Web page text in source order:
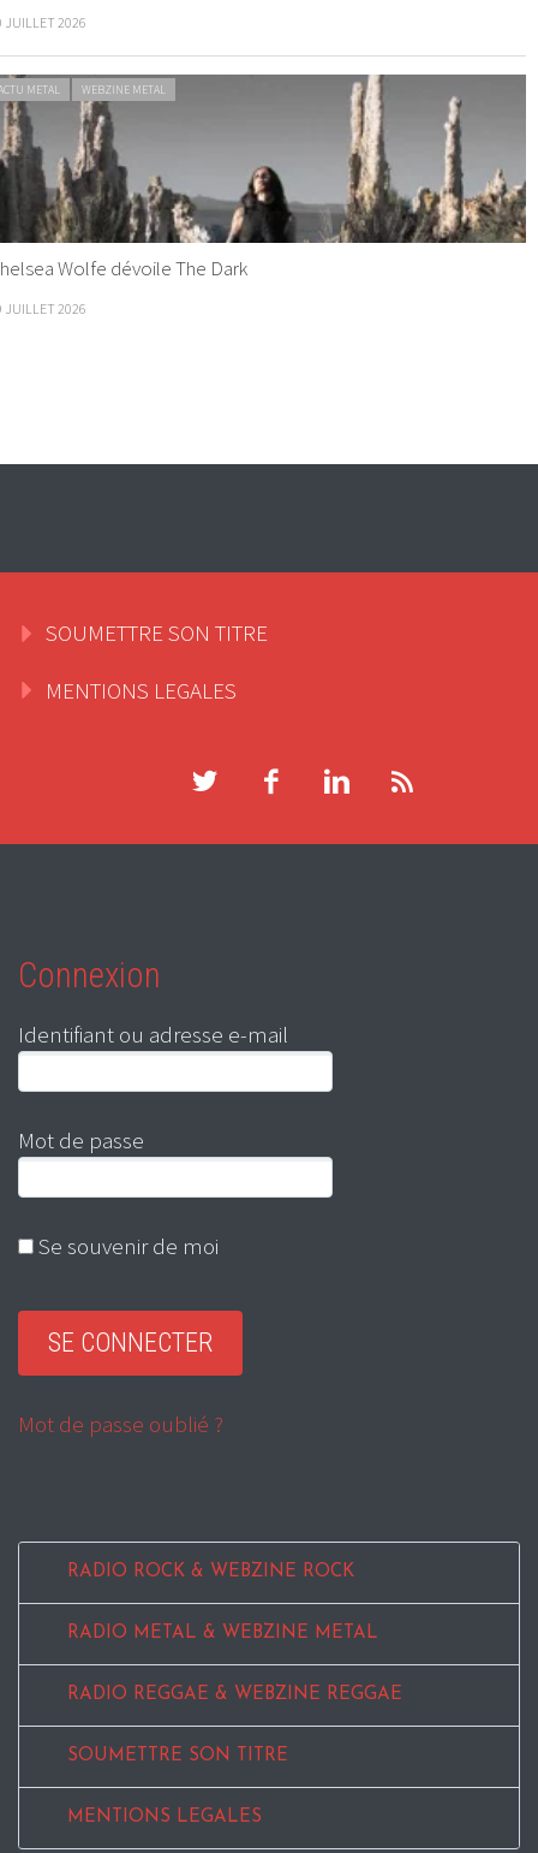
JUILLET 2026
METAL WEBZINE METAL
Wolfe dévoile The Dark
JUILLET 2026
SOUMETTRE SON TITRE
MENTIONS LEGALES
Connexion
Identifiant ou adresse e-mail
Mot de passe
Se souvenir de moi
Mot de passe oublié ?
RADIO ROCK & WEBZINE ROCK
RADIO METAL & WEBZINE METAL
RADIO REGGAE & WEBZINE REGGAE
SOUMETTRE SON TITRE
MENTIONS LEGALES